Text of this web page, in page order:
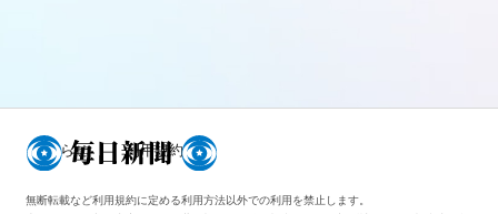
お知らせ 利用規約
無断転載など利用規約に定める利用方法以外での利用を禁止します。